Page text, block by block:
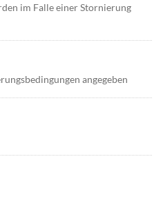
im Falle einer Stornierung
angegeben